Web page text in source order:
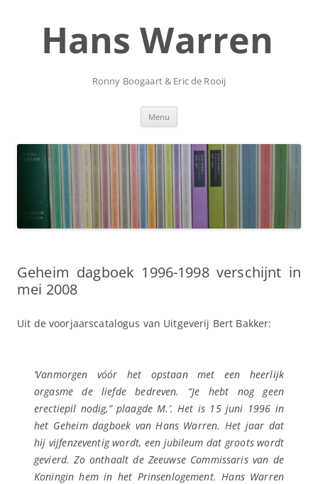
inhoudHans Warren
Ronny Boogaart & Eric de Rooij
Menu
Geheim dagboek 1996-1998 verschijnt in
mei 2008
Uit de voorjaarscatalogus van Uitgeverij Bert Bakker:
‘Vanmorgen vóór het opstaan met een heerlijk
orgasme de liefde bedreven. “Je hebt nog geen
erectiepil nodig,” plaagde M.’. Het is 15 juni 1996 in
het Geheim dagboek van Hans Warren. Het jaar dat
hij vijfenzeventig wordt, een jubileum dat groots wordt
gevierd. Zo onthaalt de Zeeuwse Commissaris van de
Koningin hem in het Prinsenlogement. Hans Warren